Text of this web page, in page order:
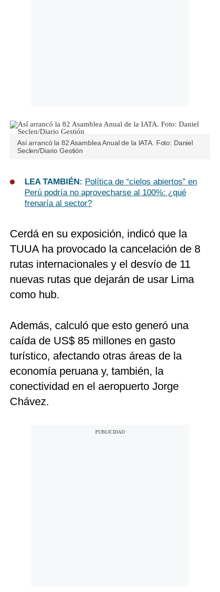
Así arrancó la 82 Asamblea Anual de la IATA. Foto: Daniel
Seclen/Diario Gestión
LEA TAMBIÉN: Política de “cielos abiertos” en
Perú podría no aprovecharse al 100%: ¿qué
frenaría al sector?
Cerdá en su exposición, indicó que la
TUUA ha provocado la cancelación de 8
rutas internacionales y el desvío de 11
nuevas rutas que dejarán de usar Lima
como hub.
Además, calculó que esto generó una
caída de US$ 85 millones en gasto
turístico, afectando otras áreas de la
economía peruana y, también, la
conectividad en el aeropuerto Jorge
Chávez.